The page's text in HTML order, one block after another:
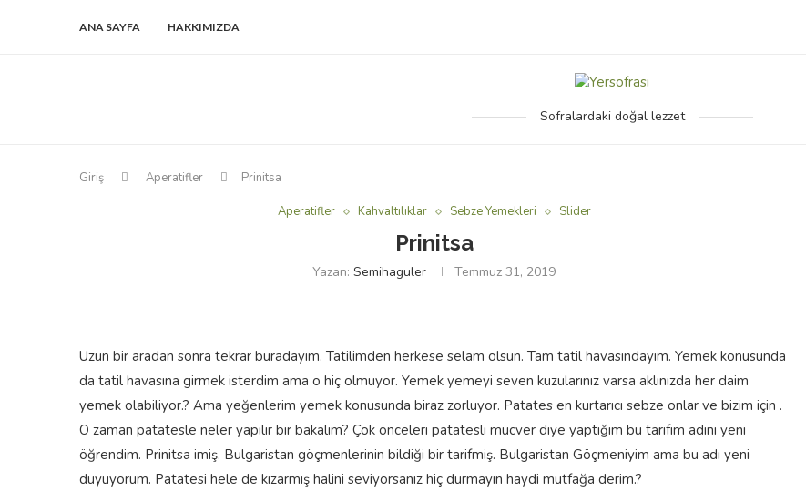
ANA SAYFA HAKKIMIZDA
Sofralardaki doğal lezzet
Giriş Aperatifler Prinitsa
Aperatifler Kahvaltılıklar Sebze Yemekleri Slider
Prinitsa
Yazan:Semihaguler Temmuz 31, 2019
Uzun bir aradan sonra tekrar buradayım. Tatilimden herkese selam olsun. Tam tatil havasındayım. Yemek konusunda
da tatil havasına girmek isterdim ama o hiç olmuyor. Yemek yemeyi seven kuzularınız varsa aklınızda her daim
yemek olabiliyor.? Ama yeğenlerim yemek konusunda biraz zorluyor. Patates en kurtarıcı sebze onlar ve bizim için .
O zaman patatesle neler yapılır bir bakalım? Çok önceleri patatesli mücver diye yaptığım bu tarifim adını yeni
öğrendim. Prinitsa imiş. Bulgaristan göçmenlerinin bildiği bir tarifmiş. Bulgaristan Göçmeniyim ama bu adı yeni
duyuyorum. Patatesi hele de kızarmış halini seviyorsanız hiç durmayın haydi mutfağa derim.?